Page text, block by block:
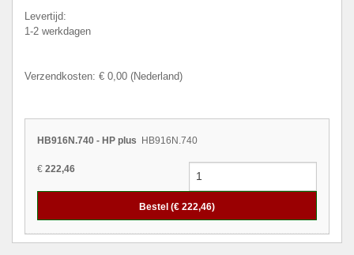
Levertijd:
1-2 werkdagen
Verzendkosten: € 0,00 (Nederland)
HB916N.740 - HP plus HB916N.740
€ 222,46
Bestel (€ 222,46)